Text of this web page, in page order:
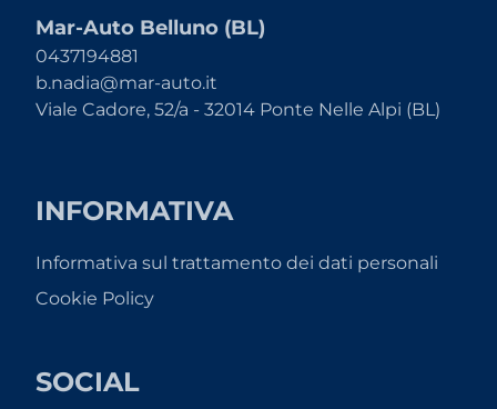
Mar-Auto Belluno (BL)
0437194881
b.nadia@mar-auto.it
Viale Cadore, 52/a - 32014 Ponte Nelle Alpi (BL)
INFORMATIVA
Informativa sul trattamento dei dati personali
Cookie Policy
SOCIAL